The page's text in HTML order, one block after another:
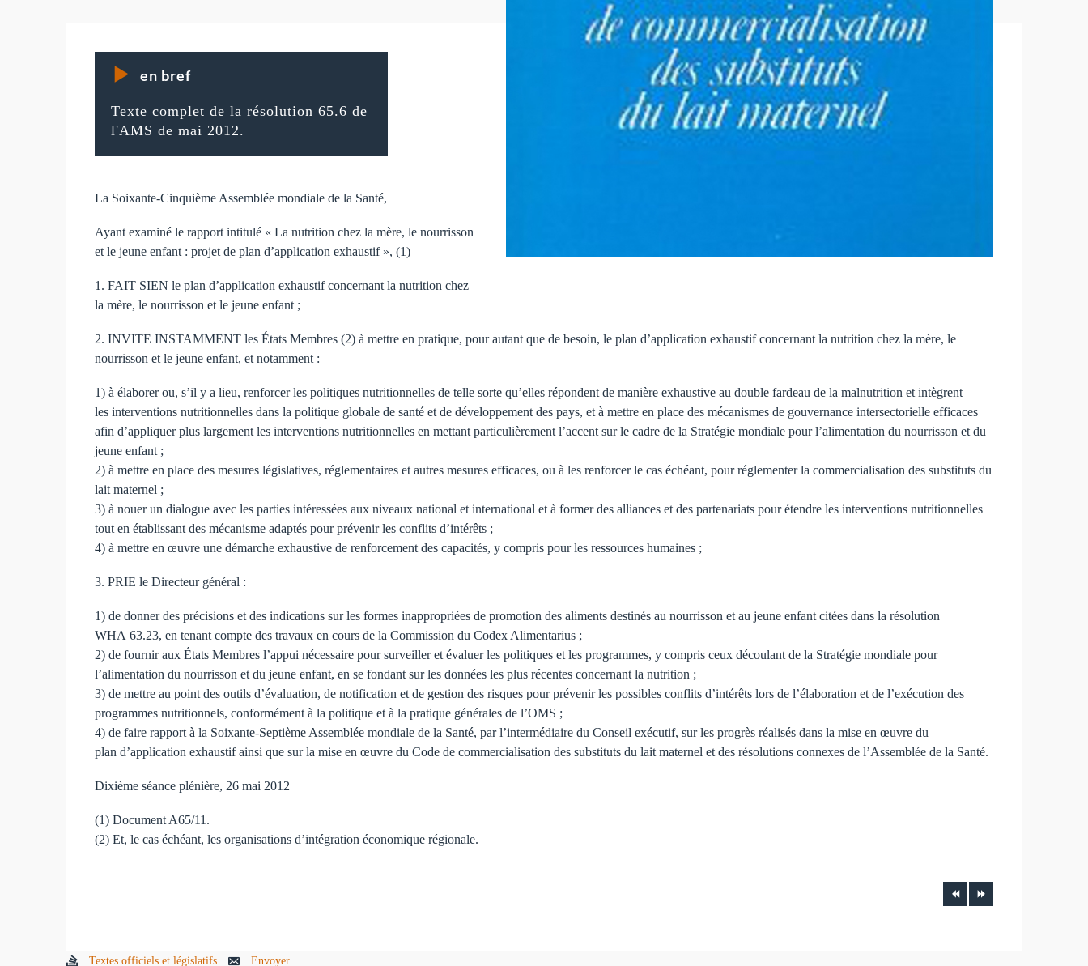
en bref
Texte complet de la résolution 65.6 de
l'AMS de mai 2012.
La Soixante-Cinquième Assemblée mondiale de la Santé,
Ayant examiné le rapport intitulé « La nutrition chez la mère, le nourrisson
et le jeune enfant : projet de plan d’application exhaustif », (1)
1. FAIT SIEN le plan d’application exhaustif concernant la nutrition chez
la mère, le nourrisson et le jeune enfant ;
2. INVITE INSTAMMENT les États Membres (2) à mettre en pratique, pour autant que de besoin, le plan d’application exhaustif concernant la nutrition chez la mère, le
nourrisson et le jeune enfant, et notamment :
1) à élaborer ou, s’il y a lieu, renforcer les politiques nutritionnelles de telle sorte qu’elles répondent de manière exhaustive au double fardeau de la malnutrition et intègrent
les interventions nutritionnelles dans la politique globale de santé et de développement des pays, et à mettre en place des mécanismes de gouvernance intersectorielle efficaces
afin d’appliquer plus largement les interventions nutritionnelles en mettant particulièrement l’accent sur le cadre de la Stratégie mondiale pour l’alimentation du nourrisson et du
jeune enfant ;
2) à mettre en place des mesures législatives, réglementaires et autres mesures efficaces, ou à les renforcer le cas échéant, pour réglementer la commercialisation des substituts du
lait maternel ;
3) à nouer un dialogue avec les parties intéressées aux niveaux national et international et à former des alliances et des partenariats pour étendre les interventions nutritionnelles
tout en établissant des mécanisme adaptés pour prévenir les conflits d’intérêts ;
4) à mettre en œuvre une démarche exhaustive de renforcement des capacités, y compris pour les ressources humaines ;
3. PRIE le Directeur général :
1) de donner des précisions et des indications sur les formes inappropriées de promotion des aliments destinés au nourrisson et au jeune enfant citées dans la résolution
WHA 63.23, en tenant compte des travaux en cours de la Commission du Codex Alimentarius ;
2) de fournir aux États Membres l’appui nécessaire pour surveiller et évaluer les politiques et les programmes, y compris ceux découlant de la Stratégie mondiale pour
l’alimentation du nourrisson et du jeune enfant, en se fondant sur les données les plus récentes concernant la nutrition ;
3) de mettre au point des outils d’évaluation, de notification et de gestion des risques pour prévenir les possibles conflits d’intérêts lors de l’élaboration et de l’exécution des
programmes nutritionnels, conformément à la politique et à la pratique générales de l’OMS ;
4) de faire rapport à la Soixante-Septième Assemblée mondiale de la Santé, par l’intermédiaire du Conseil exécutif, sur les progrès réalisés dans la mise en œuvre du
plan d’application exhaustif ainsi que sur la mise en œuvre du Code de commercialisation des substituts du lait maternel et des résolutions connexes de l’Assemblée de la Santé.
Dixième séance plénière, 26 mai 2012
(1) Document A65/11.
(2) Et, le cas échéant, les organisations d’intégration économique régionale.
Textes officiels et législatifs Envoyer